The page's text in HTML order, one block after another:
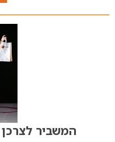
המשביר לצרכן